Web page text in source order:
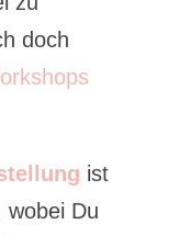
doch
ist
wobei Du